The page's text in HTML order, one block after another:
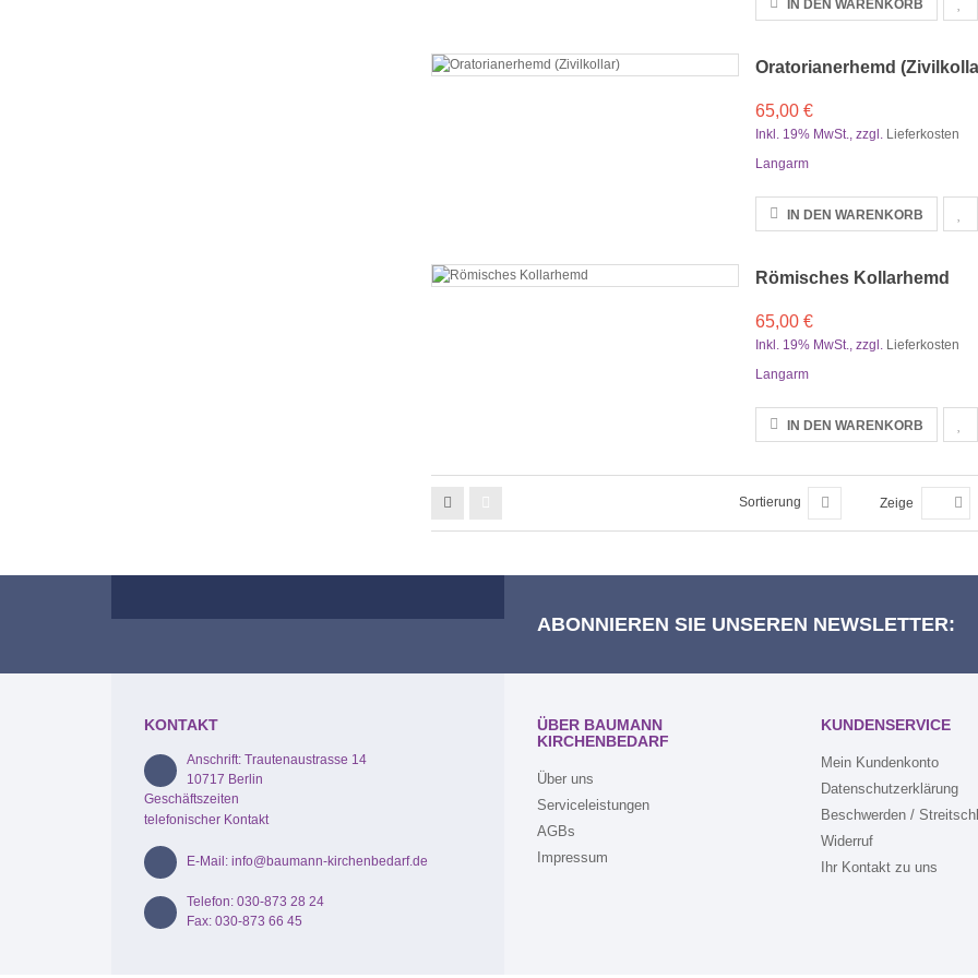
IN DEN WARENKORB
Oratorianerhemd
65,00 €
Inkl. 19% MwSt., zzgl. Lieferkosten
Langarm
IN DEN WARENKORB
Römisches Kollarhemd
65,00 €
Inkl. 19% MwSt., zzgl. Lieferkosten
Langarm
IN DEN WARENKORB
Sortierung Zeige
ABONNIEREN SIE UNSEREN NEWSLETTER:
KONTAKT
Anschrift: Trautenaustrasse 14
10717 Berlin
Geschäftszeiten
telefonischer Kontakt
E-Mail: info@baumann-kirchenbedarf.de
Telefon: 030-873 28 24
Fax: 030-873 66 45
ÜBER BAUMANN
KIRCHENBEDARF
Über uns
Serviceleistungen
AGBs
Impressum
KUNDENSERVICE
Mein Kundenkonto
Datenschutzerklärung
Beschwerden /
Widerruf
Ihr Kontakt zu uns